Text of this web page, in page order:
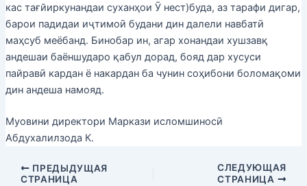
кас тағйиркунандаи суханҳои Ӯ нест)буда, аз тарафи дигар,
барои падидаи иҷтимоӣ будани дин далели навбатӣ
маҳсуб меёбанд. Бинобар ин, агар хонандаи хушзавқ
андешаи баёншударо қабул дорад, бояд дар хусуси
пайравӣ кардан ё накардан ба чунин соҳибони боломақоми
дин андеша намояд.
Муовини директори Маркази исломшиносӣ
Абдухалилзода К.
ПРЕДЫДУЩАЯ
СТРАНИЦА
СЛЕДУЮЩАЯ
СТРАНИЦА